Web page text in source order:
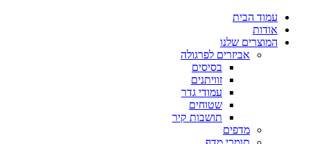
עמוד הבית
אודות
המוצרים שלנו
אביזרים לפרגולה
בסיסים
זוויתנים
עמודי גדר
שטוחים
תושבות קיר
מדפים